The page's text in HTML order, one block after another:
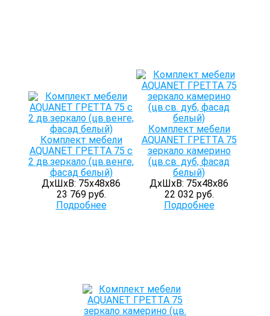
Комплект мебели
AQUANET ГРЕТТА 75 с
2 дв.зеркало (цв.венге,
фасад белый)
ДхШхВ: 75х48х86
23 769 руб.
Подробнее
Комплект мебели
AQUANET ГРЕТТА 75
зеркало камерино
(цв.св. дуб, фасад
белый)
ДхШхВ: 75х48х86
22 032 руб.
Подробнее